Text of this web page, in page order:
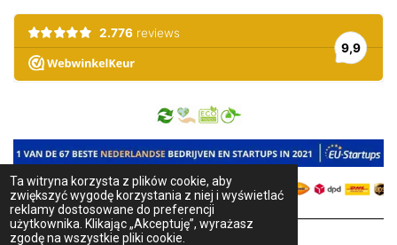
Ta witryna korzysta z plików cookie, aby
zwiększyć wygodę korzystania z niej i wyświetlać
reklamy dostosowane do preferencji
użytkownika. Klikając „Akceptuję”, wyrażasz
zgodę na wszystkie pliki cookie.